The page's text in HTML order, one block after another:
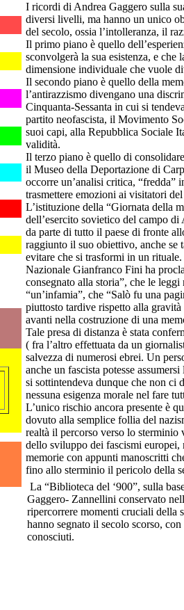
I ricordi di Andrea Gaggero sulla
diversi livelli, ma hanno un unico
del secolo, ossia l’intolleranza, il
Il primo piano è quello
sconvolgerà la sua esistenza, e che
dimensione individuale che vuole
Il secondo piano è quello della
l’antirazzismo divengano una
Cinquanta-Sessanta in cui si
partito neofascista, il Movimento
suoi capi, alla Repubblica Sociale
validità.
Il terzo piano è quello di
il Museo della Deportazione di
occorre un’analisi critica, “fredda”
trasmettere emozioni ai visitatori
L’istituzione della “Giornata della
dell’esercito sovietico del campo
da parte di tutto il paese di fronte
raggiunto il suo obiettivo, anche se
evitare che si trasformi in un
Nazionale Gianfranco Fini ha
consegnato alla storia”, che le
“un’infamia”, che “Salò fu una
piuttosto tardive rispetto alla
avanti nella costruzione di una
Tale presa di distanza è stata
( fra l’altro effettuata da un
salvezza di numerosi ebrei. Un
anche un fascista potesse
si sottintendeva dunque che non ci
nessuna esigenza morale nel fare
L’unico rischio ancora presente è
dovuto alla semplice follia del
realtà il percorso verso lo sterminio
dello sviluppo dei fascismi europei,
memorie con appunti manoscritti
fino allo sterminio il pericolo della
La “Biblioteca del ‘900”, sulla
Gaggero- Zannellini conservato
ripercorrere momenti cruciali della
hanno segnato il secolo scorso,
conosciuti.